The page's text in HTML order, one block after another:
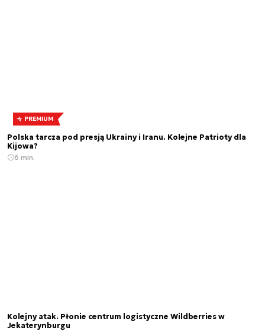
PREMIUM
Polska tarcza pod presją Ukrainy i Iranu. Kolejne Patrioty dla
Kijowa?
6 min.
Kolejny atak. Płonie centrum logistyczne Wildberries w
Jekaterynburgu